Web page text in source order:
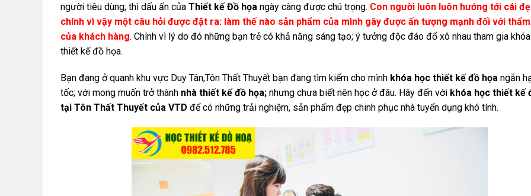
người tiêu dùng; thì dấu ấn của Thiết kế Đồ họa ngày càng được chú trọng. Con người luôn luôn hướng tới cái
chính vì vậy một câu hỏi được đặt ra: làm thế nào sản phẩm của mình gây được ấn tượng mạnh đối với
của khách hàng. Chính vì lý do đó những bạn trẻ có khả năng sáng tạo; ý tưởng độc đáo đổ xô nhau tham gia
thiết kế đồ họa.
Bạn đang ở quanh khu vực Duy Tân,Tôn Thất Thuyết bạn đang tìm kiếm cho mình khóa học thiết kế đồ họa ngắn
tốc; với mong muốn trở thành nhà thiết kế đồ họa; nhưng chưa biết nên học ở đâu. Hãy đến với khóa học thiết kế
tại Tôn Thất Thuyết của VTD để có những trải nghiệm, sản phẩm đẹp chinh phục nhà tuyển dụng khó tính.